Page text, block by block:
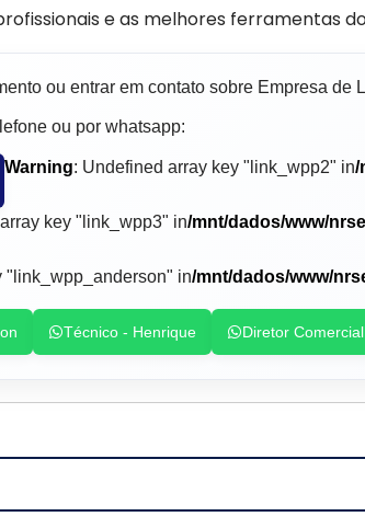
e as melhores ferramentas
ou entrar em contato sobre Empresa
ou por whatsapp:
Warning: Undefined array key "link_wpp2" in/
key "link_wpp3" in/mnt/dados/www/
"link_wpp_anderson" in/mnt/dados/www/
Técnico - Henrique Diretor Comercial